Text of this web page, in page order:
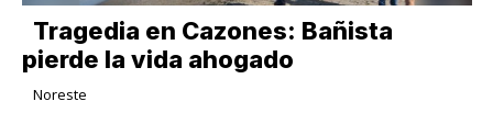
Tragedia en Cazones: Bañista
pierde la vida ahogado
Noreste